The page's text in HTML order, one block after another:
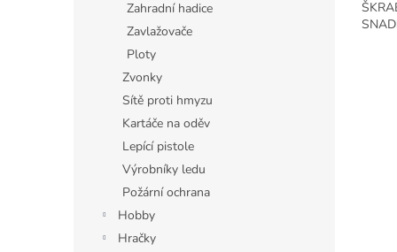
Zahradní hadice
Zavlažovače
Ploty
Zvonky
Sítě proti hmyzu
Kartáče na oděv
Lepící pistole
Výrobníky ledu
Požární ochrana
Hobby
Hračky